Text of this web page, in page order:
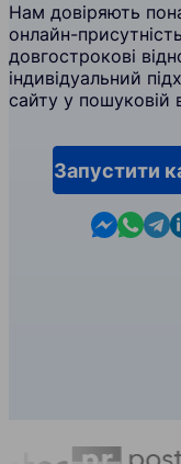
Нам довіряють
онлайн-
довгострокові
індивідуальний
сайту у пошуковій
Запустити
Contact